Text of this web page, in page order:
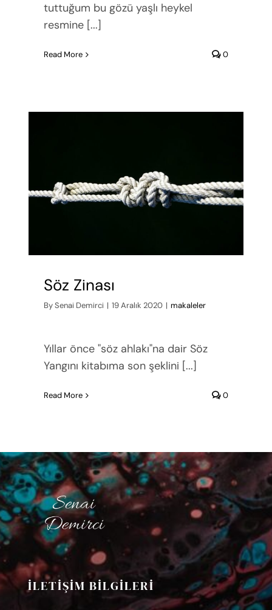
tuttuğum bu gözü yaşlı heykel
resmine [...]
Read More 0
Söz Zinası
BySenai Demirci | 19 Aralık 2020 | makaleler
Yıllar önce "söz ahlakı"na dair Söz
Yangını kitabıma son şeklini [...]
Read More 0
İLETİŞİM BİLGİLERİ